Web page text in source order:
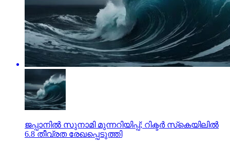
ജപ്പാനില്‍ സുനാമി മുന്നറിയിപ്പ്; റിക്ടര്‍ സ്‌കെയിലില്‍
6.8 തീവ്രത രേഖപ്പെടുത്തി